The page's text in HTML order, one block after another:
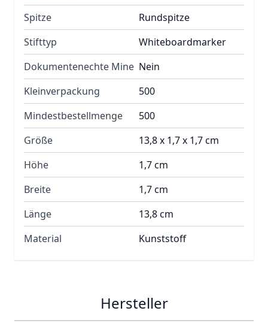
Spitze
Rundspitze
Stifttyp
Whiteboardmarker
Dokumentenechte Mine Nein
Kleinverpackung
500
Mindestbestellmenge
500
Größe
13,8 x 1,7 x 1,7 cm
Höhe
1,7 cm
Breite
1,7 cm
Länge
13,8 cm
Material
Kunststoff
Hersteller